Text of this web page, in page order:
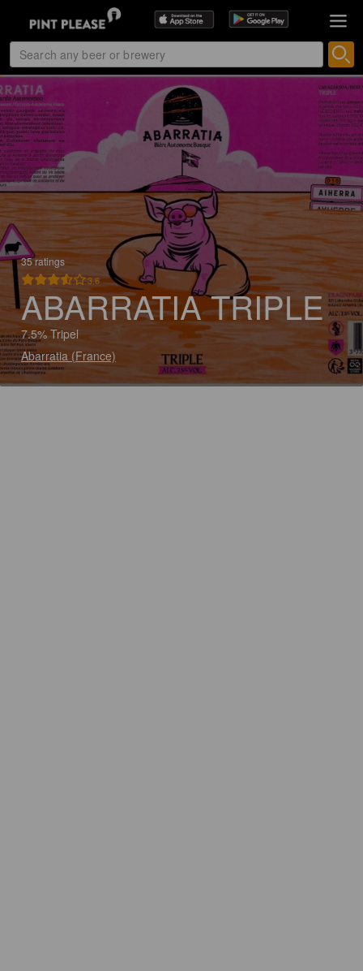
35 ratings
3.6
ABARRATIA TRIPLE
7.5% Tripel
Abarratia (France)